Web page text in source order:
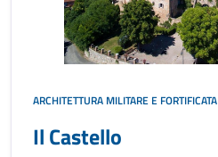
ARCHITETTURA MILITARE E FORTIFICATA
Il Castello